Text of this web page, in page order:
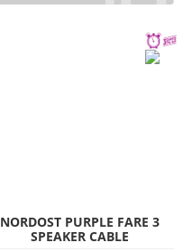
NORDOST PURPLE FARE 3
SPEAKER CABLE